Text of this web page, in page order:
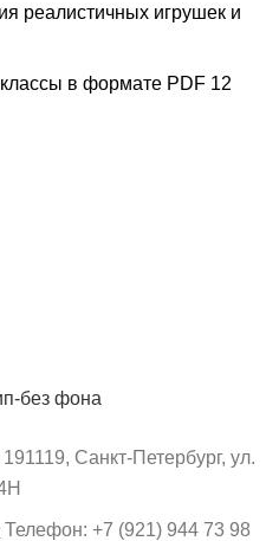
реалистичных игрушек и
в формате PDF 12
191119, Санкт-Петербург, ул.
Телефон: +7 (921) 944 73 98